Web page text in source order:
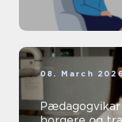
08. March
Pædagogvikar fleksibel støtte til